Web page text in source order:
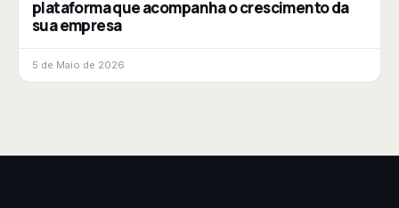
plataforma que acompanha o crescimento da
sua empresa
5 de Maio de 2026